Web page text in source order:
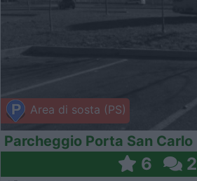
Area di sosta (PS)
Parcheggio Porta San Carlo
6 2